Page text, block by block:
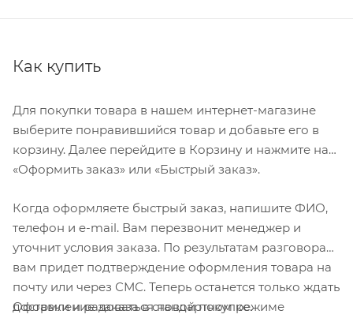
Как купить
Для покупки товара в нашем интернет-магазине
выберите понравившийся товар и добавьте его в
корзину. Далее перейдите в Корзину и нажмите на
«Оформить заказ» или «Быстрый заказ».
Когда оформляете быстрый заказ, напишите ФИО,
телефон и e-mail. Вам перезвонит менеджер и
уточнит условия заказа. По результатам разговора
вам придет подтверждение оформления товара на
почту или через СМС. Теперь останется только ждать
доставки и радоваться новой покупке.
Оформление заказа в стандартном режиме